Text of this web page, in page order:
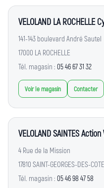
VELOLAND LA ROCHELLE
141-143 boulevard André Sautel
17000 LA ROCHELLE
Tél. magasin : 05 46 67 31 32
Voir le magasin Contacter
VELOLAND SAINTES
4 Rue de la Mission
17810 SAINT-GEORGES-DES-
Tél. magasin : 05 46 98 47 58